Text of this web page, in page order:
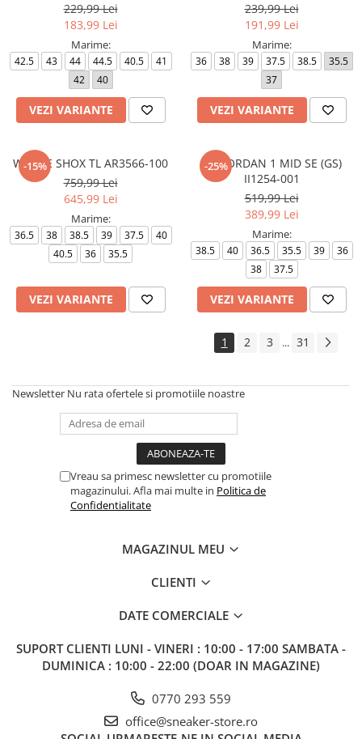
229,99 Lei
183,99 Lei
Marime:
42.5 43 44 44.5 40.5
41
42
40
VEZI VARIANTE
239,99 Lei
191,99 Lei
Marime:
36 38 39 37.5 38.5
35.5
37
VEZI VARIANTE
-15%
W NIKE SHOX TL AR3566-100
759,99 Lei
645,99 Lei
Marime:
36.5 38 38.5 39 37.5
40
40.5
36 35.5
VEZI VARIANTE
-25%
AIR JORDAN 1 MID SE (GS)
II1254-001
519,99 Lei
389,99 Lei
Marime:
38.5 40 36.5 35.5 39
36
38
37.5
VEZI VARIANTE
1 2 3 ... 31
Newsletter Nu rata ofertele si promotiile noastre
Vreau sa primesc newsletter cu promotiile
magazinului. Afla mai multe in Politica de
Confidentialitate
MAGAZINUL MEU
CLIENTI
DATE COMERCIALE
SUPORT CLIENTI LUNI - VINERI : 10:00 - 17:00 SAMBATA -
DUMINICA : 10:00 - 22:00 (DOAR IN MAGAZINE)
0770 293 559
office@sneaker-store.ro